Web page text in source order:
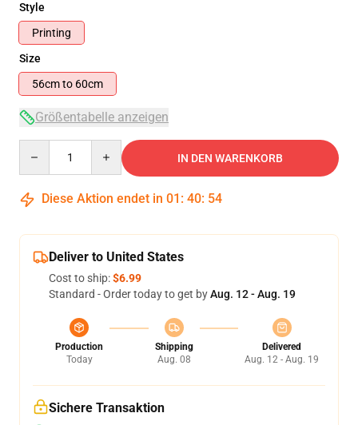
Style
Printing
Size
56cm to 60cm
Größentabelle anzeigen
IN DEN WARENKORB
Diese Aktion endet in 01 : 40: 54
Deliver to United States
Cost to ship:$6.99
Standard - Order today to get byAug. 12 - Aug. 19
Production
Today
Shipping
Aug. 08
Delivered
Aug. 12 - Aug. 19
Sichere Transaktion